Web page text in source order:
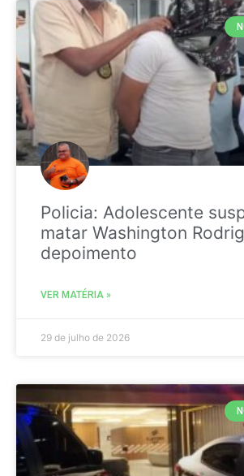
Policia: Adolescente
matar Washington
depoimento
VER MATÉRIA »
29 de julho de 2026